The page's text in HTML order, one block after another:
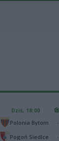
Dziś, 18:00
Polonia Bytom
Pogoń Siedlce